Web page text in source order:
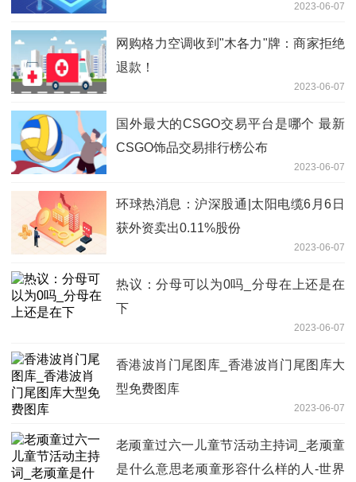
2023-06-07
网购格力空调收到"木各力"牌：商家拒绝
退款！
2023-06-07
国外最大的CSGO交易平台是哪个 最新
CSGO饰品交易排行榜公布
2023-06-07
环球热消息：沪深股通|太阳电缆6月6日
获外资卖出0.11%股份
2023-06-07
热议：分母可以为0吗_分母在上还是在
下
2023-06-07
香港波肖门尾图库_香港波肖门尾图库大
型免费图库
2023-06-07
老顽童过六一儿童节活动主持词_老顽童
是什么意思老顽童形容什么样的人-世界